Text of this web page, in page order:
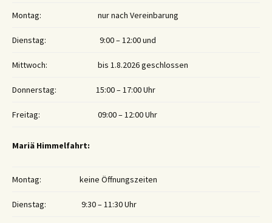
Montag: nur nach Vereinbarung
Dienstag: 9:00 – 12:00 und
Mittwoch: bis 1.8.2026 geschlossen
Donnerstag: 15:00 – 17:00 Uhr
Freitag: 09:00 – 12:00 Uhr
Mariä Himmelfahrt:
Montag: keine Öffnungszeiten
Dienstag: 9:30 – 11:30 Uhr